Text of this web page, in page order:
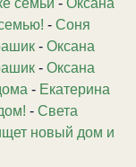
семьи - Оксана
- Соня
- Оксана
- Оксана
- Екатерина
- Света
новый дом и